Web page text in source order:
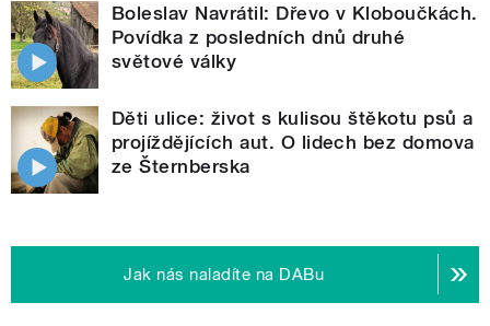
Boleslav Navrátil: Dřevo v Kloboučkách.
Povídka z posledních dnů druhé
světové války
Děti ulice: život s kulisou štěkotu psů a
projíždějících aut. O lidech bez domova
ze Šternberska
Jak nás naladíte na DABu